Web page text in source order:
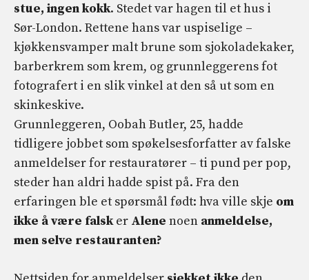
stue, ingen kokk. Stedet var hagen til et hus i
Sør-London. Rettene hans var uspiselige –
kjøkkensvamper malt brune som sjokoladekaker,
barberkrem som krem, og grunnleggerens fot
fotografert i en slik vinkel at den så ut som en
skinkeskive.
Grunnleggeren, Oobah Butler, 25, hadde
tidligere jobbet som spøkelsesforfatter av falske
anmeldelser for restauratører – ti pund per pop,
steder han aldri hadde spist på. Fra den
erfaringen ble et spørsmål født: hva ville skje om
ikke å være falsker Alene noen anmeldelse,
men selve restauranten?